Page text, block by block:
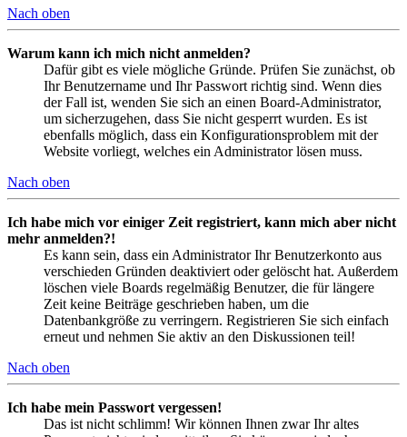
Nach oben
Warum kann ich mich nicht anmelden?
Dafür gibt es viele mögliche Gründe. Prüfen Sie zunächst, ob
Ihr Benutzername und Ihr Passwort richtig sind. Wenn dies
der Fall ist, wenden Sie sich an einen Board-Administrator,
um sicherzugehen, dass Sie nicht gesperrt wurden. Es ist
ebenfalls möglich, dass ein Konfigurationsproblem mit der
Website vorliegt, welches ein Administrator lösen muss.
Nach oben
Ich habe mich vor einiger Zeit registriert, kann mich aber nicht
mehr anmelden?!
Es kann sein, dass ein Administrator Ihr Benutzerkonto aus
verschieden Gründen deaktiviert oder gelöscht hat. Außerdem
löschen viele Boards regelmäßig Benutzer, die für längere
Zeit keine Beiträge geschrieben haben, um die
Datenbankgröße zu verringern. Registrieren Sie sich einfach
erneut und nehmen Sie aktiv an den Diskussionen teil!
Nach oben
Ich habe mein Passwort vergessen!
Das ist nicht schlimm! Wir können Ihnen zwar Ihr altes